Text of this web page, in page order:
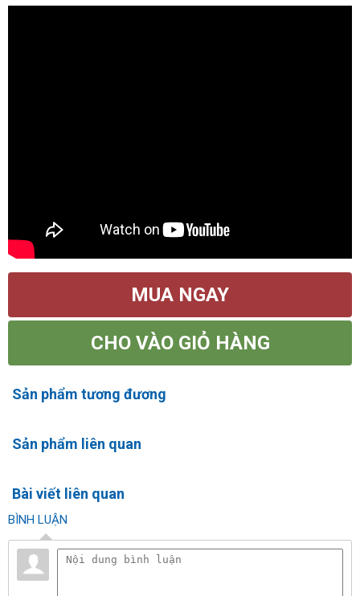
MUA NGAY
CHO VÀO GIỎ HÀNG
Sản phẩm tương đương
Sản phẩm liên quan
Bài viết liên quan
BÌNH LUẬN